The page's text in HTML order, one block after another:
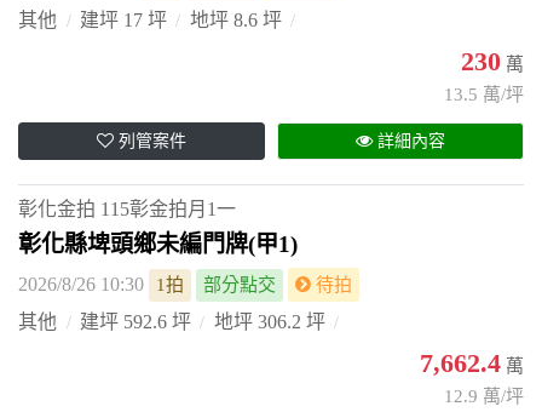
其他 建坪 17 坪 地坪 8.6 坪
230 萬
13.5 萬/坪
列管案件 詳細內容
彰化金拍 115彰金拍月1一
彰化縣埤頭鄉未編門牌(甲1)
2026/8/26 10:30 1拍 部分點交 待拍
其他 建坪 592.6 坪 地坪 306.2 坪
7,662.4 萬
12.9 萬/坪